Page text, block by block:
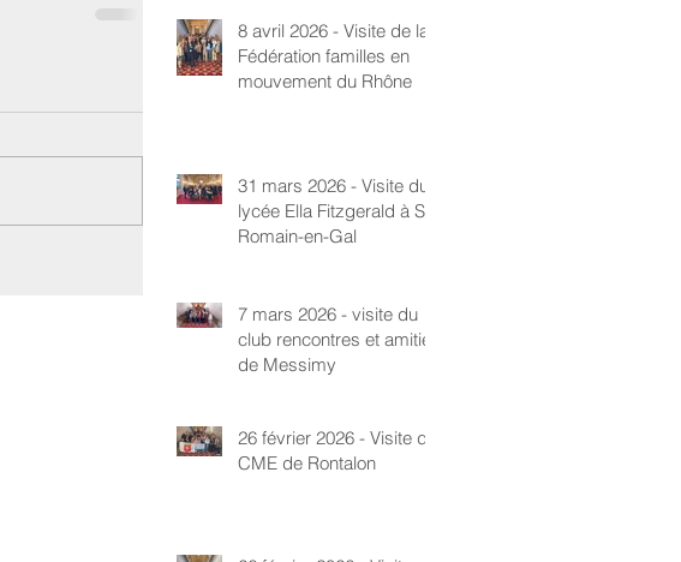
8 avril 2026 - Visite de la
Fédération familles en
mouvement du Rhône
31 mars 2026 - Visite du
lycée Ella Fitzgerald à St-
Romain-en-Gal
7 mars 2026 - visite du
club rencontres et amitié
de Messimy
26 février 2026 - Visite du
CME de Rontalon